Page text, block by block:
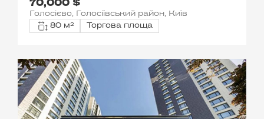
70,000 $
Голосієво, Голосіївський район, Київ
80 м²
Торгова площа